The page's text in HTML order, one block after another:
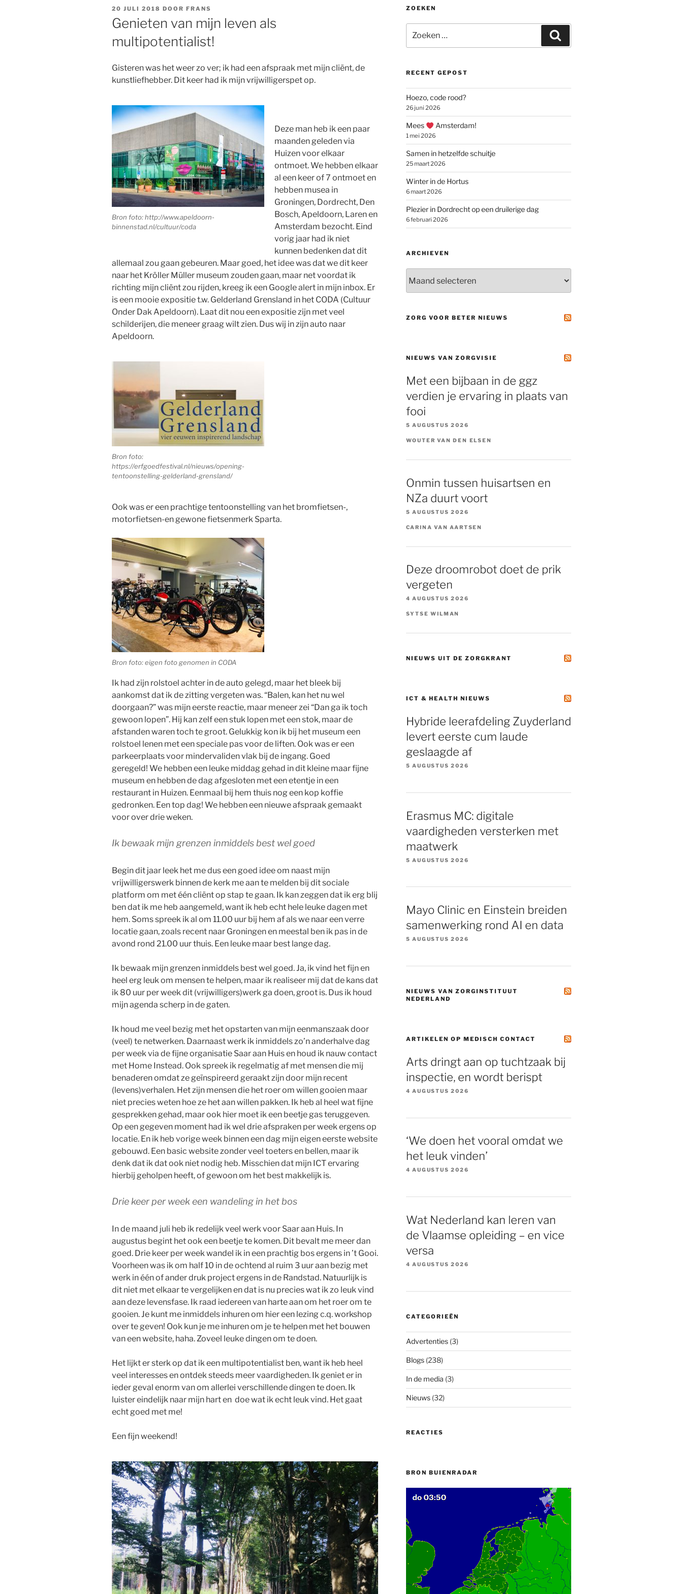
GEPLAATST
OP
20 JULI 2018 DOOR FRANS
Genieten van mijn leven als
multipotentialist!
Gisteren was het weer zo ver; ik had een afspraak met mijn cliënt, de
kunstliefhebber. Dit keer had ik mijn vrijwilligerspet op.
Bron foto: http://www.apeldoorn-
binnenstad.nl/cultuur/coda
Deze man heb ik een paar
maanden geleden via
Huizen voor elkaar
ontmoet. We hebben elkaar
al een keer of 7 ontmoet en
hebben musea in
Groningen, Dordrecht, Den
Bosch, Apeldoorn, Laren en
Amsterdam bezocht. Eind
vorig jaar had ik niet
kunnen bedenken dat dit
allemaal zou gaan gebeuren. Maar goed, het idee was dat we dit keer
naar het Kröller Müller museum zouden gaan, maar net voordat ik
richting mijn cliënt zou rijden, kreeg ik een Google alert in mijn inbox. Er
is een mooie expositie t.w. Gelderland Grensland in het CODA (Cultuur
Onder Dak Apeldoorn). Laat dit nou een expositie zijn met veel
schilderijen, die meneer graag wilt zien. Dus wij in zijn auto naar
Apeldoorn.
Bron foto:
https://erfgoedfestival.nl/nieuws/opening-
tentoonstelling-gelderland-grensland/
Ook was er een prachtige tentoonstelling van het bromfietsen-,
motorfietsen-en gewone fietsenmerk Sparta.
Bron foto: eigen foto genomen in CODA
Ik had zijn rolstoel achter in de auto gelegd, maar het bleek bij
aankomst dat ik de zitting vergeten was. “Balen, kan het nu wel
doorgaan?” was mijn eerste reactie, maar meneer zei “Dan ga ik toch
gewoon lopen”. Hij kan zelf een stuk lopen met een stok, maar de
afstanden waren toch te groot. Gelukkig kon ik bij het museum een
rolstoel lenen met een speciale pas voor de liften. Ook was er een
parkeerplaats voor mindervaliden vlak bij de ingang. Goed
geregeld! We hebben een leuke middag gehad in dit kleine maar fijne
museum en hebben de dag afgesloten met een etentje in een
restaurant in Huizen. Eenmaal bij hem thuis nog een kop koffie
gedronken. Een top dag! We hebben een nieuwe afspraak gemaakt
voor over drie weken.
Ik bewaak mijn grenzen inmiddels best wel goed
Begin dit jaar leek het me dus een goed idee om naast mijn
vrijwilligerswerk binnen de kerk me aan te melden bij dit sociale
platform om met één cliënt op stap te gaan. Ik kan zeggen dat ik erg blij
ben dat ik me heb aangemeld, want ik heb echt hele leuke dagen met
hem. Soms spreek ik al om 11.00 uur bij hem af als we naar een verre
locatie gaan, zoals recent naar Groningen en meestal ben ik pas in de
avond rond 21.00 uur thuis. Een leuke maar best lange dag.
Ik bewaak mijn grenzen inmiddels best wel goed. Ja, ik vind het fijn en
heel erg leuk om mensen te helpen, maar ik realiseer mij dat de kans dat
ik 80 uur per week dit (vrijwilligers)werk ga doen, groot is. Dus ik houd
mijn agenda scherp in de gaten.
Ik houd me veel bezig met het opstarten van mijn eenmanszaak door
(veel) te netwerken. Daarnaast werk ik inmiddels zo’n anderhalve dag
per week via de fijne organisatie Saar aan Huis en houd ik nauw contact
met Home Instead. Ook spreek ik regelmatig af met mensen die mij
benaderen omdat ze geïnspireerd geraakt zijn door mijn recent
(levens)verhalen. Het zijn mensen die het roer om willen gooien maar
niet precies weten hoe ze het aan willen pakken. Ik heb al heel wat fijne
gesprekken gehad, maar ook hier moet ik een beetje gas teruggeven.
Op een gegeven moment had ik wel drie afspraken per week ergens op
locatie. En ik heb vorige week binnen een dag mijn eigen eerste website
gebouwd. Een basic website zonder veel toeters en bellen, maar ik
denk dat ik dat ook niet nodig heb. Misschien dat mijn ICT ervaring
hierbij geholpen heeft, of gewoon om het best makkelijk is.
Drie keer per week een wandeling in het bos
In de maand juli heb ik redelijk veel werk voor Saar aan Huis. In
augustus begint het ook een beetje te komen. Dit bevalt me meer dan
goed. Drie keer per week wandel ik in een prachtig bos ergens in ’t Gooi.
Voorheen was ik om half 10 in de ochtend al ruim 3 uur aan bezig met
werk in één of ander druk project ergens in de Randstad. Natuurlijk is
dit niet met elkaar te vergelijken en dat is nu precies wat ik zo leuk vind
aan deze levensfase. Ik raad iedereen van harte aan om het roer om te
gooien. Je kunt me inmiddels inhuren om hier een lezing c.q. workshop
over te geven! Ook kun je me inhuren om je te helpen met het bouwen
van een website, haha. Zoveel leuke dingen om te doen.
Het lijkt er sterk op dat ik een multipotentialist ben, want ik heb heel
veel interesses en ontdek steeds meer vaardigheden. Ik geniet er in
ieder geval enorm van om allerlei verschillende dingen te doen. Ik
luister eindelijk naar mijn hart en doe wat ik echt leuk vind. Het gaat
echt goed met me!
Een fijn weekend!
ZOEKEN
naar:
RECENT GEPOST
Hoezo, code rood?
26 juni 2026
Mees Amsterdam!
1 mei 2026
Samen in hetzelfde schuitje
25 maart 2026
Winter in de Hortus
6 maart 2026
Plezier in Dordrecht op een druilerige dag
6 februari 2026
ARCHIEVEN
ZORG VOOR BETER NIEUWS
NIEUWS VAN ZORGVISIE
Met een bijbaan in de ggz
verdien je ervaring in plaats van
fooi
5 AUGUSTUS 2026
WOUTER VAN DEN ELSEN
Onmin tussen huisartsen en
NZa duurt voort
5 AUGUSTUS 2026
CARINA VAN AARTSEN
Deze droomrobot doet de prik
vergeten
4 AUGUSTUS 2026
SYTSE WILMAN
NIEUWS UIT DE ZORGKRANT
ICT & HEALTH NIEUWS
Hybride leerafdeling Zuyderland
levert eerste cum laude
geslaagde af
5 AUGUSTUS 2026
Erasmus MC: digitale
vaardigheden versterken met
maatwerk
5 AUGUSTUS 2026
Mayo Clinic en Einstein breiden
samenwerking rond AI en data
5 AUGUSTUS 2026
NIEUWS VAN ZORGINSTITUUT
NEDERLAND
ARTIKELEN OP MEDISCH CONTACT
Arts dringt aan op tuchtzaak bij
inspectie, en wordt berispt
4 AUGUSTUS 2026
‘We doen het vooral omdat we
het leuk vinden’
4 AUGUSTUS 2026
Wat Nederland kan leren van
de Vlaamse opleiding – en vice
versa
4 AUGUSTUS 2026
CATEGORIEËN
Advertenties(3)
Blogs(238)
In de media (3)
Nieuws(32)
REACTIES
BRON BUIENRADAR